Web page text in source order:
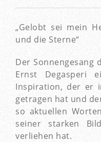
„Gelobt sei mein
und die Sterne“
Der Sonnengesang
Ernst Degasperi
Inspiration, der er
getragen hat und
so aktuellen
seiner starken
verliehen hat.